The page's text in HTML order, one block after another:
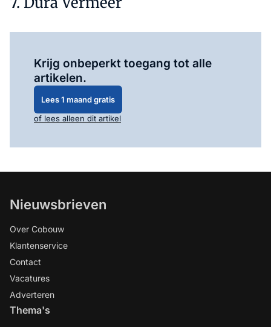
Krijg onbeperkt toegang tot alle
artikelen.
Lees 1 maand gratis
of lees alleen dit artikel
Nieuwsbrieven
Over Cobouw
Klantenservice
Contact
Vacatures
Adverteren
Thema's